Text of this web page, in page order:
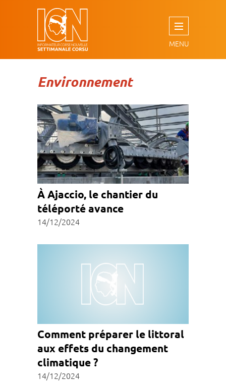
Environnement
À Ajaccio, le chantier du
téléporté avance
14/12/2024
Comment préparer le littoral
aux effets du changement
climatique ?
14/12/2024